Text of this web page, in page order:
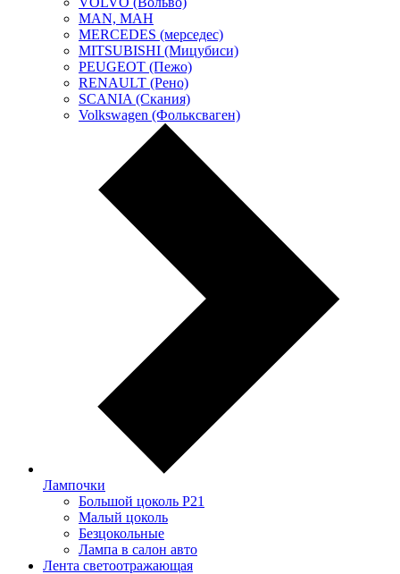
MAN, МАН
MERCEDES (мерседес)
MITSUBISHI (Мицубиси)
PEUGEOT (Пежо)
RENAULT (Рено)
SCANIA (Скания)
Volkswagen (Фольксваген)
Лампочки
Большой цоколь P21
Малый цоколь
Безцокольные
Лампа в салон авто
Лента светоотражающая